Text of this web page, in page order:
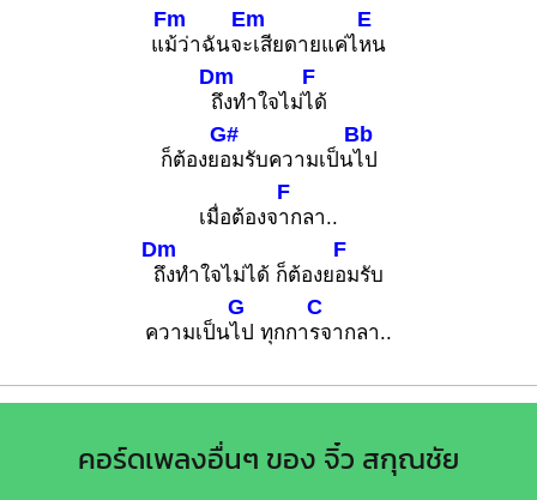
แ
Fm
ม้ว่าฉันจ
Em
ะเสียดายแค่ไ
E
หน
Dm
ถึงทำใจไม่
F
ได้
ก็ต้องย
G#
อมรับความเป็น
Bb
ไป
เมื่อต้องจ
F
ากลา..
Dm
ถึงทำใจไม่ได้ ก็ต้องย
F
อมรับ
ความเป็น
G
ไป ทุกกา
C
รจากลา..
คอร์ดเพลงอื่นๆ ของ จิ๋ว สกุณชัย